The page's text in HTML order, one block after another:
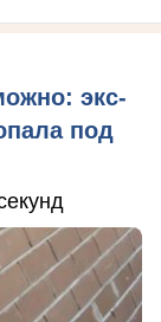
экс-
под